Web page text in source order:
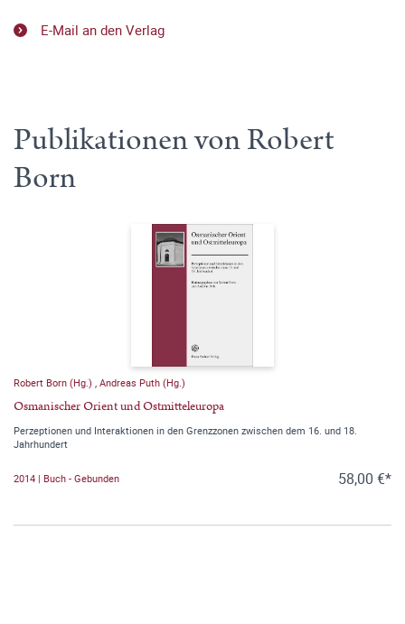
E-Mail an den Verlag
Publikationen von Robert
Born
Robert Born (Hg.) Andreas Puth (Hg.)
Osmanischer Orient und Ostmitteleuropa
Perzeptionen und Interaktionen in den Grenzzonen zwischen dem 16. und 18.
Jahrhundert
2014 | Buch - Gebunden 58,00 €*